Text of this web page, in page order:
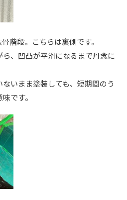
階段。こちらは裏側です。
、凹凸が平滑になるまで丹念に
いまま塗装しても、短期間のう
です。